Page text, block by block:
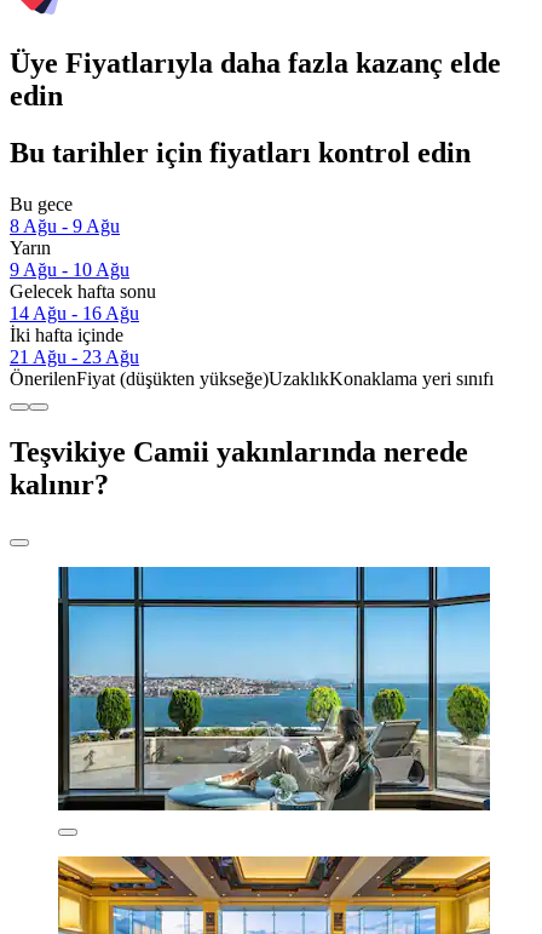
Üye Fiyatlarıyla daha fazla kazanç elde
edin
Bu tarihler için fiyatları kontrol edin
Bu gece
8 Ağu - 9 Ağu
Yarın
9 Ağu - 10 Ağu
Gelecek hafta sonu
14 Ağu - 16 Ağu
İki hafta içinde
21 Ağu - 23 Ağu
ÖnerilenFiyat (düşükten yükseğe)UzaklıkKonaklama yeri sınıfı
Teşvikiye Camii yakınlarında nerede
kalınır?